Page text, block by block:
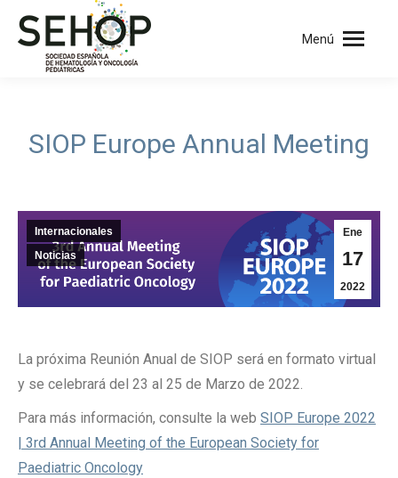
Menú
SIOP Europe Annual Meeting
Ene
17
2022
Internacionales
Noticias
La próxima Reunión Anual de SIOP será en formato virtual
y se celebrará del 23 al 25 de Marzo de 2022.
Para más información, consulte la web SIOP Europe 2022
| 3rd Annual Meeting of the European Society for
Paediatric Oncology